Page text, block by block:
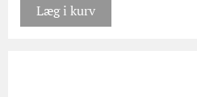
Læg i kurv